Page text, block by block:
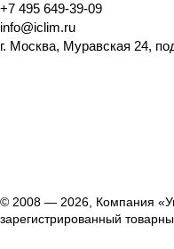
+7 495 649-39-09
info@iclim.ru
г. Москва, Муравская 24,
© 2008 — 2026, Компания
зарегистрированный